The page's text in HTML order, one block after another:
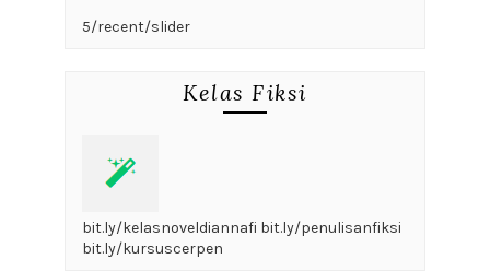
5/recent/slider
Kelas Fiksi
bit.ly/kelasnoveldiannafi bit.ly/penulisanfiksi
bit.ly/kursuscerpen